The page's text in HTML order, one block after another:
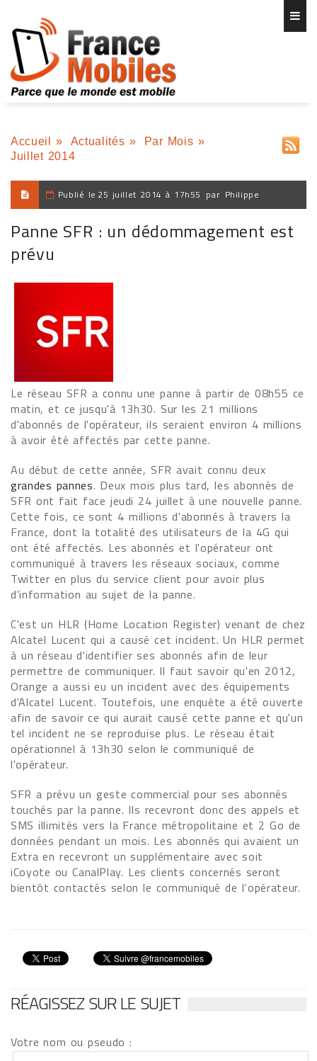
Accueil » Actualités » Par Mois »
Juillet 2014
Publié le 25 juillet 2014 à 17h55 par Philippe
Panne SFR : un dédommagement est
prévu
Le réseau SFR a connu une panne à partir de 08h55 ce
matin, et ce jusqu'à 13h30. Sur les 21 millions
d'abonnés de l'opérateur, ils seraient environ 4 millions
à avoir été affectés par cette panne.
Au début de cette année, SFR avait connu deux
grandes pannes. Deux mois plus tard, les abonnés de
SFR ont fait face jeudi 24 juillet à une nouvelle panne.
Cette fois, ce sont 4 millions d'abonnés à travers la
France, dont la totalité des utilisateurs de la 4G qui
ont été affectés. Les abonnés et l'opérateur ont
communiqué à travers les réseaux sociaux, comme
Twitter en plus du service client pour avoir plus
d'information au sujet de la panne.
C'est un HLR (Home Location Register) venant de chez
Alcatel Lucent qui a causé cet incident. Un HLR permet
à un réseau d'identifier ses abonnés afin de leur
permettre de communiquer. Il faut savoir qu'en 2012,
Orange a aussi eu un incident avec des équipements
d'Alcatel Lucent. Toutefois, une enquête a été ouverte
afin de savoir ce qui aurait causé cette panne et qu'un
tel incident ne se reproduise plus. Le réseau était
opérationnel à 13h30 selon le communiqué de
l'opérateur.
SFR a prévu un geste commercial pour ses abonnés
touchés par la panne. Ils recevront donc des appels et
SMS illimités vers la France métropolitaine et 2 Go de
données pendant un mois. Les abonnés qui avaient un
Extra en recevront un supplémentaire avec soit
iCoyote ou CanalPlay. Les clients concernés seront
bientôt contactés selon le communiqué de l‘opérateur.
RÉAGISSEZ SUR LE SUJET
Votre nom ou pseudo :